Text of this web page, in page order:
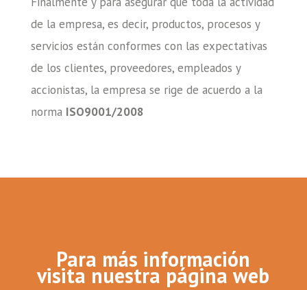
de la empresa, es decir, productos, procesos y
servicios están conformes con las expectativas
de los clientes, proveedores, empleados y
accionistas, la empresa se rige de acuerdo a la
norma ISO9001/2008
Para más información
visita nuestra página web